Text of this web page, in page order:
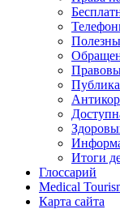
Итоги
Глоссарий
Medical
Карта сайта